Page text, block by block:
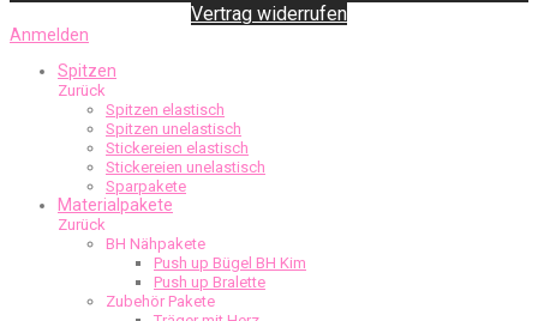
Vertrag widerrufen
Anmelden
Spitzen
Zurück
Spitzen elastisch
Spitzen unelastisch
Stickereien elastisch
Stickereien unelastisch
Sparpakete
Materialpakete
Zurück
BH Nähpakete
Push up Bügel BH Kim
Push up Bralette
Zubehör Pakete